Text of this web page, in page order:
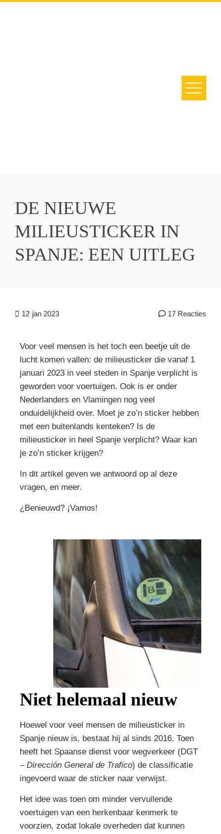
DE NIEUWE
MILIEUSTICKER IN
SPANJE: EEN UITLEG
12 jan 2023 17 Reacties
Voor veel mensen is het toch een beetje uit de
lucht komen vallen: de milieusticker die vanaf 1
januari 2023 in veel steden in Spanje verplicht is
geworden voor voertuigen. Ook is er onder
Nederlanders en Vlamingen nog veel
onduidelijkheid over. Moet je zo’n sticker hebben
met een buitenlands kenteken? Is de
milieusticker in heel Spanje verplicht? Waar kan
je zo’n sticker krijgen?
In dit artikel geven we antwoord op al deze
vragen, en meer.
¿Benieuwd? ¡Vamos!
Niet helemaal nieuw
Hoewel voor veel mensen de milieusticker in
Spanje nieuw is, bestaat hij al sinds 2016. Toen
heeft het Spaanse dienst voor wegverkeer (DGT
– Dirección General de Trafico) de classificatie
ingevoerd waar de sticker naar verwijst.
Het idee was toen om minder vervuilende
voertuigen van een herkenbaar kenmerk te
voorzien, zodat lokale overheden dat kunnen